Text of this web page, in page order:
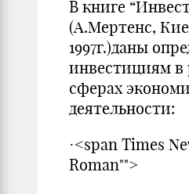
В книге
(А.Мертенс,
1997г.)даны
инвестициям в
сферах
деятельности:
·<span Times
Roman"">